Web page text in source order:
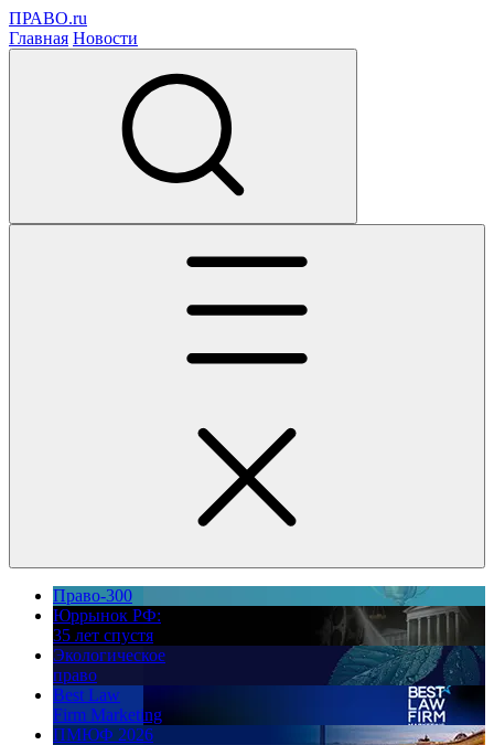
ПРАВО.ru
Главная Новости
Право-300
Юррынок РФ:
35 лет спустя
Экологическое
право
Best Law
Firm Marketing
ПМЮФ 2026